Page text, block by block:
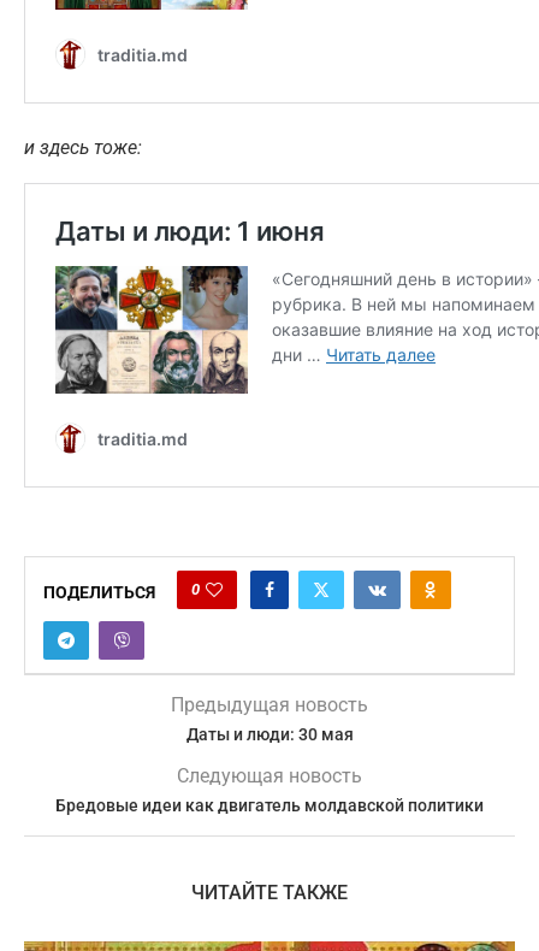
и здесь тоже:
ПОДЕЛИТЬСЯ 0
Предыдущая новость
Даты и люди: 30 мая
Следующая новость
Бредовые идеи как двигатель молдавской политики
ЧИТАЙТЕ ТАКЖЕ